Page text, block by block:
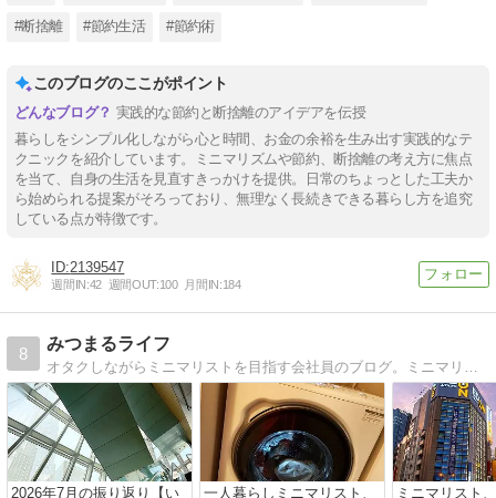
#断捨離 #節約生活 #節約術
このブログのここがポイント
実践的な節約と断捨離のアイデアを伝授
暮らしをシンプル化しながら心と時間、お金の余裕を生み出す実践的なテ
クニックを紹介しています。ミニマリズムや節約、断捨離の考え方に焦点
を当て、自身の生活を見直すきっかけを提供。日常のちょっとした工夫か
ら始められる提案がそろっており、無理なく長続きできる暮らし方を追究
している点が特徴です。
2139547
週間IN:42 週間OUT:100 月間IN:184
8
みつまるライフ
2026年7月の振り返り【い 一人暮らしミニマリスト、 ミニマリスト